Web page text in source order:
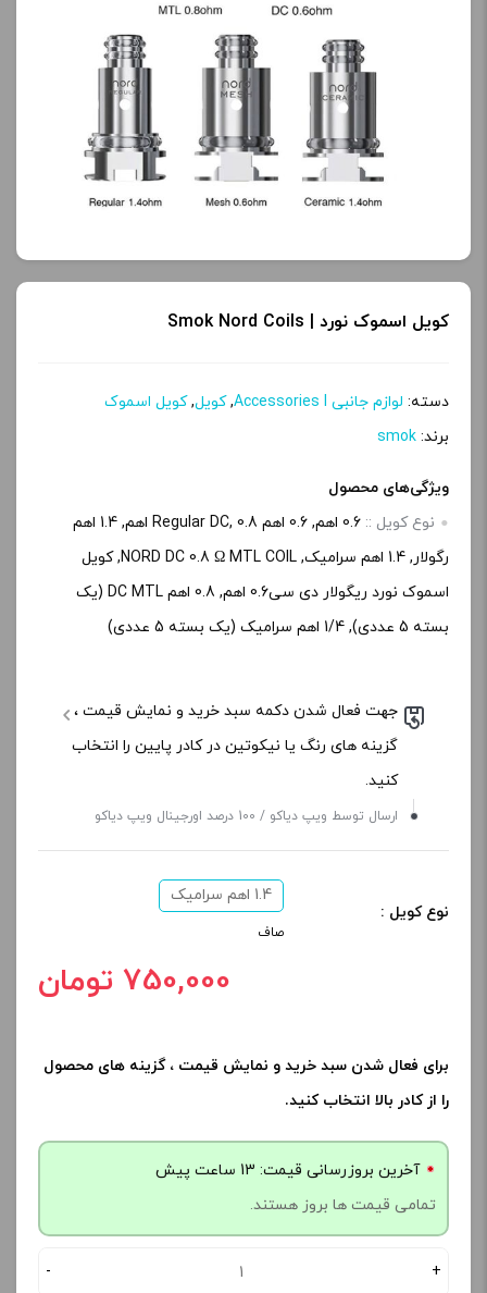
کویل اسموک نورد | Smok Nord Coils
دسته: لوازم جانبی Accessories l ,کویل,کویل اسموک
برند: smok
ویژگی‌های محصول
نوع کویل ::
0.6 اهم, 0.6 اهم Regular DC, 0.8 اهم, 1.4 اهم
رگولار, 1.4 اهم سرامیک, NORD DC 0.8 Ω MTL COIL, کویل
اسموک نورد ریگولار دی سی0.6 اهم, 0.8 اهم DC MTL (یک
بسته 5 عددی), 1/4 اهم سرامیک (یک بسته 5 عددی)
جهت فعال شدن دکمه سبد خرید و نمایش قیمت ،
گزینه های رنگ یا نیکوتین در کادر پایین را انتخاب
کنید.
ارسال توسط ویپ دیاکو / 100 درصد اورجینال ویپ دیاکو
نوع کویل :
1.4 اهم سرامیک
صاف
750,000 تومان
برای فعال شدن سبد خرید و نمایش قیمت ، گزینه های محصول
را از کادر بالا انتخاب کنید.
آخرین بروزرسانی قیمت: 13 ساعت پیش
تمامی قیمت ها بروز هستند.
- +